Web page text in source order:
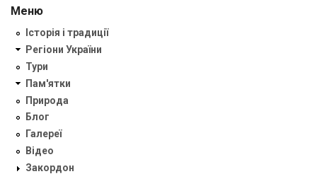
Меню
Історія і традиції
Регіони України
Тури
Пам'ятки
Природа
Блог
Галереї
Відео
Закордон